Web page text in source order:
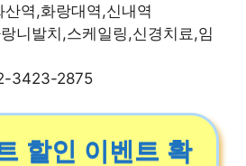
산역,화랑대역,신내역
니발치,스케일링,신경치료,임
3423-2875
할인 이벤트 확